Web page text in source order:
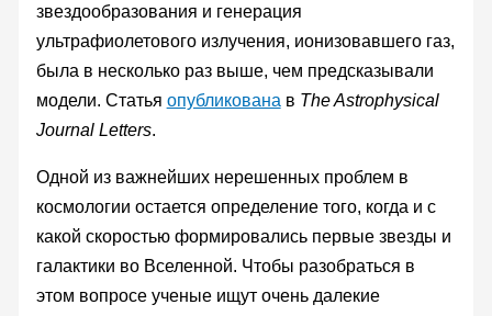
звездообразования и генерация
ультрафиолетового излучения, ионизовавшего газ,
была в несколько раз выше, чем предсказывали
модели. Статья опубликована в The Astrophysical
Journal Letters.
Одной из важнейших нерешенных проблем в
космологии остается определение того, когда и с
какой скоростью формировались первые звезды и
галактики во Вселенной. Чтобы разобраться в
этом вопросе ученые ищут очень далекие